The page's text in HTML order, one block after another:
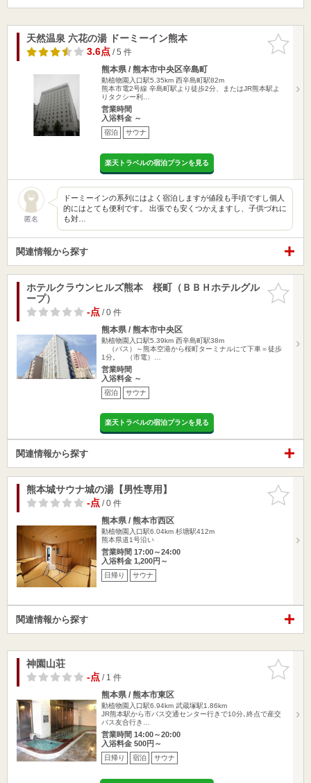
お気に入
りに追加
天然温泉 六花の湯 ドーミーイン熊本
3.6点/ 5 件
熊本県 / 熊本市中央区辛島町
動植物園入口駅5.35km 西辛島町駅82m
熊本市電2号線 辛島町駅より徒歩2分、またはJR熊本駅よ
りタクシー利…
営業時間
入浴料金 ～
宿泊 サウナ
楽天トラベルの宿泊プランを見る
匿名
ドーミーインの系列にはよく宿泊しますが値段も手頃ですし個人
的にはとても便利です。 出張でも安くつかえますし、子供づれに
も対…
関連情報から探す
お気に入
りに追加
ホテルクラウンヒルズ熊本 桜町（ＢＢＨホテルグル
ープ）
-点/ 0 件
熊本県 / 熊本市中央区
動植物園入口駅5.39km 西辛島町駅38m
（バス）～熊本空港から桜町ターミナルにて下車＝徒歩
1分。 （市電）…
営業時間
入浴料金 ～
宿泊 サウナ
楽天トラベルの宿泊プランを見る
関連情報から探す
お気に入
りに追加
熊本城サウナ城の湯【男性専用】
-点/ 0 件
熊本県 / 熊本市西区
動植物園入口駅6.04km 杉塘駅412m
熊本県道1号沿い
営業時間 17:00～24:00
入浴料金 1,200円～
日帰り サウナ
関連情報から探す
お気に入
りに追加
神園山荘
-点/ 1 件
熊本県 / 熊本市東区
動植物園入口駅6.94km 武蔵塚駅1.86km
JR熊本駅から市バス交通センター行きで10分､終点で産交
バス友合行き…
営業時間 14:00～20:00
入浴料金 500円～
日帰り 宿泊 サウナ